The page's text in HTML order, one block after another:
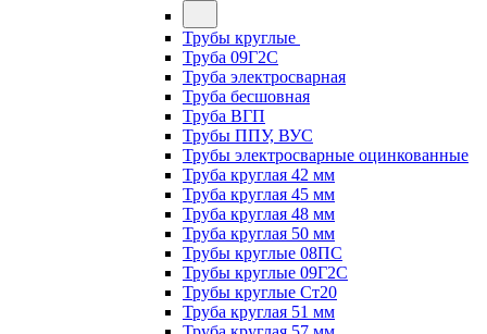
Трубы круглые
Труба 09Г2С
Труба электросварная
Труба бесшовная
Труба ВГП
Трубы ППУ, ВУС
Трубы электросварные оцинкованные
Труба круглая 42 мм
Труба круглая 45 мм
Труба круглая 48 мм
Труба круглая 50 мм
Трубы круглые 08ПС
Трубы круглые 09Г2С
Трубы круглые Ст20
Труба круглая 51 мм